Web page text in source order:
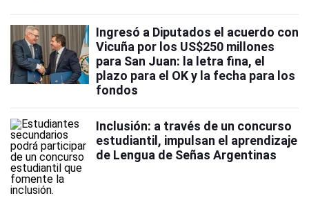
Ingresó a Diputados el acuerdo con
Vicuña por los US$250 millones
para San Juan: la letra fina, el
plazo para el OK y la fecha para los
fondos
Inclusión: a través de un concurso
estudiantil, impulsan el aprendizaje
de Lengua de Señas Argentinas